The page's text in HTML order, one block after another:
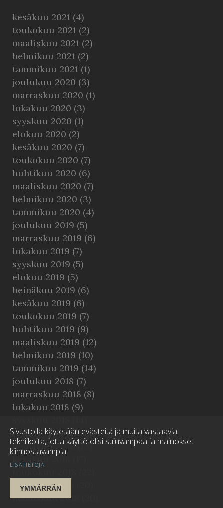
kesäkuu 2021 (4)
toukokuu 2021 (2)
maaliskuu 2021 (2)
helmikuu 2021 (2)
tammikuu 2021 (1)
joulukuu 2020 (3)
marraskuu 2020 (1)
lokakuu 2020 (3)
syyskuu 2020 (1)
elokuu 2020 (2)
kesäkuu 2020 (7)
toukokuu 2020 (7)
huhtikuu 2020 (6)
maaliskuu 2020 (7)
helmikuu 2020 (3)
tammikuu 2020 (4)
joulukuu 2019 (5)
marraskuu 2019 (6)
lokakuu 2019 (7)
syyskuu 2019 (5)
elokuu 2019 (5)
heinäkuu 2019 (6)
kesäkuu 2019 (6)
toukokuu 2019 (7)
huhtikuu 2019 (9)
maaliskuu 2019 (12)
helmikuu 2019 (10)
tammikuu 2019 (14)
joulukuu 2018 (7)
marraskuu 2018 (8)
lokakuu 2018 (9)
elokuu 2018(15)
heinäkuu 2018(13)
kesäkuu 2018
huhtikuu 2018
maaliskuu 2018
LISÄTIETOJA
Sivustolla käytetään evästeitä ja muita vastaavia
tekniikoita, jotta käyttö olisi sujuvampaa ja mainokset
kiinnostavampia.
YMMÄRRÄN